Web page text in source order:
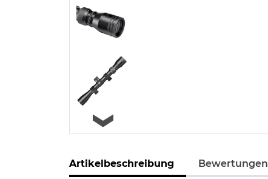
Artikelbeschreibung Bewertungen